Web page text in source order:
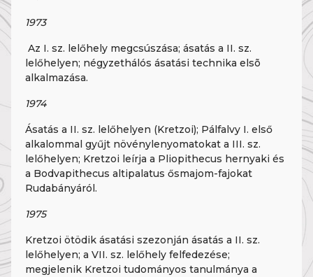
1973
Az I. sz. lelőhely megcsúszása; ásatás a II. sz.
lelőhelyen; négyzethálós ásatási technika elsõ
alkalmazása.
1974
Ásatás a II. sz. lelőhelyen (Kretzoi); Pálfalvy I. első
alkalommal gyűjt növénylenyomatokat a III. sz.
lelőhelyen; Kretzoi leírja a Pliopithecus hernyaki és
a Bodvapithecus altipalatus ősmajom-fajokat
Rudabányáról.
1975
Kretzoi ötödik ásatási szezonján ásatás a II. sz.
lelőhelyen; a VII. sz. lelőhely felfedezése;
megjelenik Kretzoi tudományos tanulmánya a